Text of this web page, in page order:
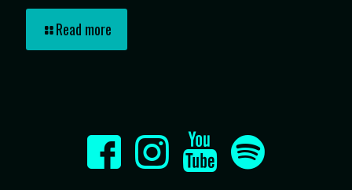
Read more